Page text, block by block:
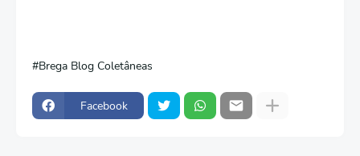
Brega Blog Coletâneas
Facebook